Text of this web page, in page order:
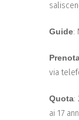
Guide:
via
Quota:
ai 17